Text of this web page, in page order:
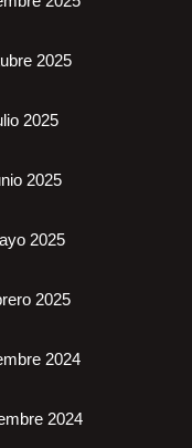
2025
2025
2025
2025
2025
2024
2024